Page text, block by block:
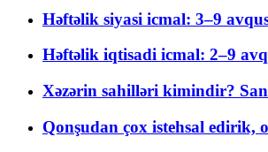
Həftəlik siyasi icmal: 3–9
Həftəlik iqtisadi icmal: 2–9
Xəzərin sahilləri kimindir?
Qonşudan çox istehsal edirik,